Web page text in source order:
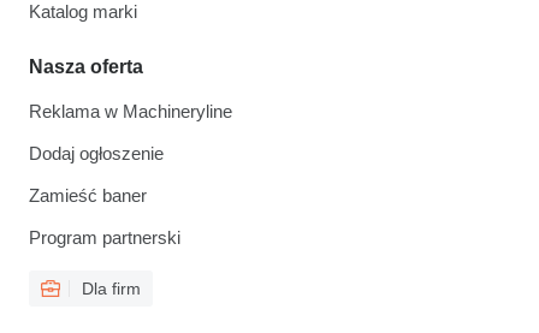
Katalog marki
Nasza oferta
Reklama w Machineryline
Dodaj ogłoszenie
Zamieść baner
Program partnerski
Dla firm